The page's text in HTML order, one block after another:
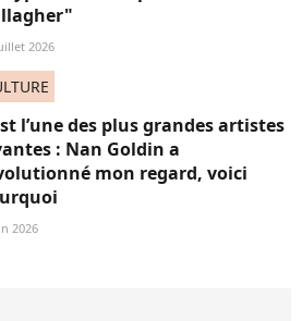
2026
l’une des plus grandes artistes
: Nan Goldin a
mon regard, voici
2026